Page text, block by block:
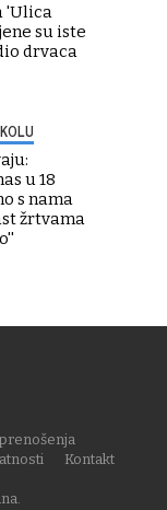
'Ulica
su iste
drvaca
u 18
s nama
žrtvama
Kontakt